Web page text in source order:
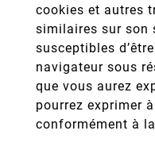
cookies et autres
similaires sur son
susceptibles
navigateur sous
que vous aurez
pourrez exprimer
conformément à